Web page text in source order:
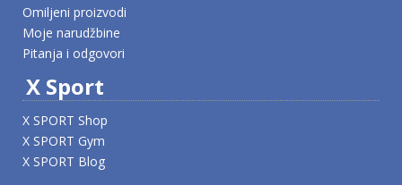
Omiljeni proizvodi
Moje narudžbine
Pitanja i odgovori
X Sport
X SPORT Shop
X SPORT Gym
X SPORT Blog